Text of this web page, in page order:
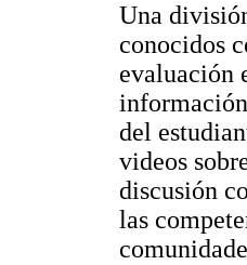
Una
conocidos
evaluación
del
videos
discusión
las